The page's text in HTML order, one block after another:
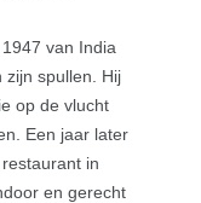
van India
zijn spullen. Hij
op de vlucht
Een jaar later
in
en gerecht